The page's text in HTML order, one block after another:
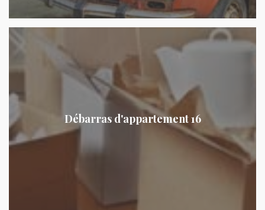
Débarras d'appartement 16